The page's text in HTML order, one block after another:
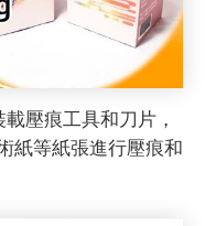
壓痕工具和刀片，
紙等紙張進行壓痕和